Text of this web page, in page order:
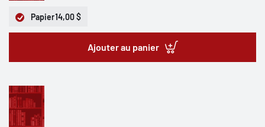
Papier14,00 $
Ajouter au panier